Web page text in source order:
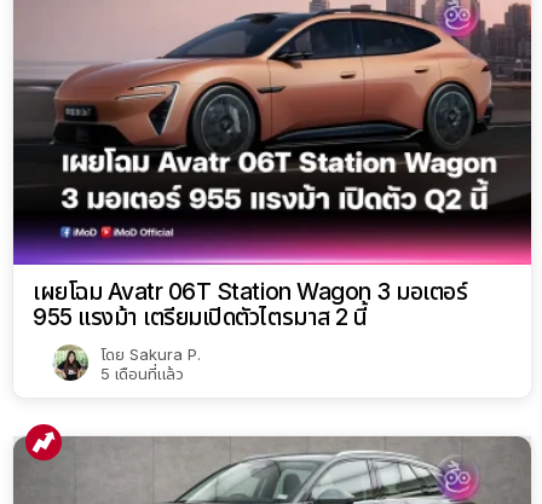
เผยโฉม Avatr 06T Station Wagon 3 มอเตอร์
955 แรงม้า เตรียมเปิดตัวไตรมาส 2 นี้
โดย Sakura P.
5 เดือนที่แล้ว